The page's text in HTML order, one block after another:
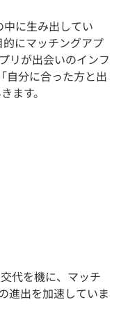
に生み出してい
にマッチングアプ
リが出会いのインフ
自分に合った方と出
ます。
代を機に、マッチ
進出を加速していま